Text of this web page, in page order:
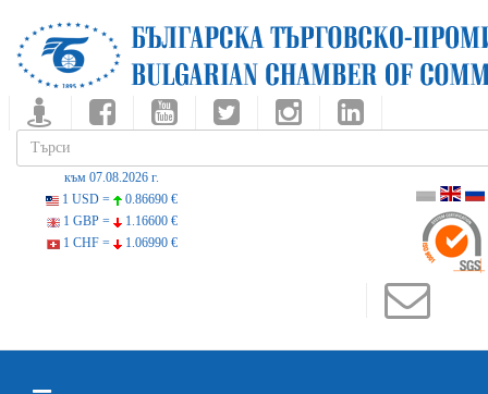
към 07.08.2026 г.
1 USD =
0.86690 €
1 GBP =
1.16600 €
1 CHF =
1.06990 €